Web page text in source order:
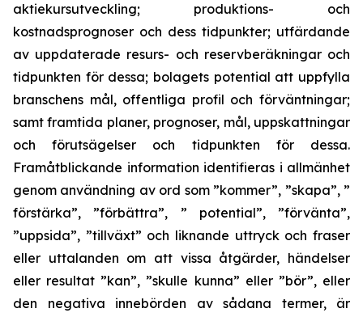
aktiekursutveckling; produktions- och
kostnadsprognoser och dess tidpunkter; utfärdande
av uppdaterade resurs- och reservberäkningar och
tidpunkten för dessa; bolagets potential att uppfylla
branschens mål, offentliga profil och förväntningar;
samt framtida planer, prognoser, mål, uppskattningar
och förutsägelser och tidpunkten för dessa.
Framåtblickande information identifieras i allmänhet
genom användning av ord som ”kommer”, ”skapa”, ”
förstärka”, ”förbättra”, ” potential”, ”förvänta”,
”uppsida”, ”tillväxt” och liknande uttryck och fraser
eller uttalanden om att vissa åtgärder, händelser
eller resultat ”kan”, ”skulle kunna” eller ”bör”, eller
den negativa innebörden av sådana termer, är